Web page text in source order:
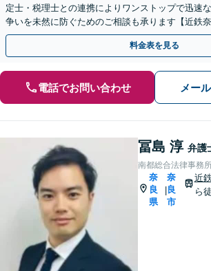
定士・税理士との連携によりワンストップで迅速
争いを未然に防ぐためのご相談も承ります【近鉄
間・休日の相談可能】【オンライン相談可能】
料金表を見る
電話でお問い合わせ メー
冨島 淳 弁護
南都総合法律事務
奈
良
県
|
奈
良
市
近
ら